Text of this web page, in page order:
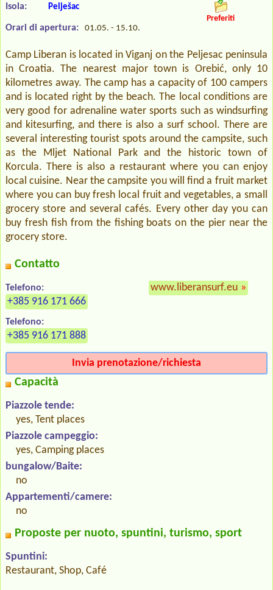
Isola: Pelješac
Orari di apertura: 01.05. - 15.10.
Preferiti
Camp Liberan is located in Viganj on the Peljesac peninsula
in Croatia. The nearest major town is Orebić, only 10
kilometres away. The camp has a capacity of 100 campers
and is located right by the beach. The local conditions are
very good for adrenaline water sports such as windsurfing
and kitesurfing, and there is also a surf school. There are
several interesting tourist spots around the campsite, such
as the Mljet National Park and the historic town of
Korcula. There is also a restaurant where you can enjoy
local cuisine. Near the campsite you will find a fruit market
where you can buy fresh local fruit and vegetables, a small
grocery store and several cafés. Every other day you can
buy fresh fish from the fishing boats on the pier near the
grocery store.
Contatto
Telefono:
+385 916 171 666
Telefono:
+385 916 171 888
www.liberansurf.eu »
Invia prenotazione/richiesta
Capacità
Piazzole tende:
yes, Tent places
Piazzole campeggio:
yes, Camping places
bungalow/Baite:
no
Appartementi/camere:
no
Proposte per nuoto, spuntini, turismo, sport
Spuntini:
Restaurant, Shop, Café